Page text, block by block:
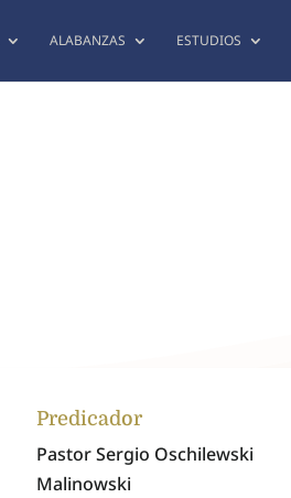
ALABANZAS ESTUDIOS
Predicador
Pastor Sergio Oschilewski
Malinowski